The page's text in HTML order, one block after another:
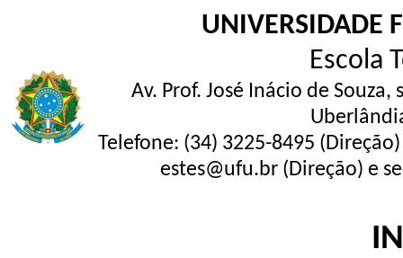
UNIVERSIDADE
Escola
Av. Prof. José Inácio de
Telefone: (34) 3225-8495
estes@ufu.br (Direção) e